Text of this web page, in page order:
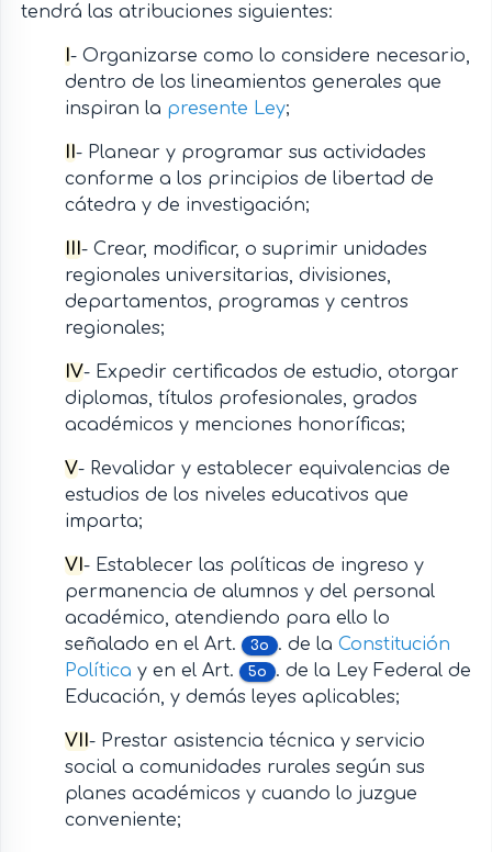
tendrá las atribuciones siguientes:
- Organizarse como lo considere necesario,
dentro de los lineamientos generales que
inspiran la presente Ley;
- Planear y programar sus actividades
conforme a los principios de libertad de
cátedra y de investigación;
- Crear, modificar, o suprimir unidades
regionales universitarias, divisiones,
departamentos, programas y centros
regionales;
IV- Expedir certificados de estudio, otorgar
diplomas, títulos profesionales, grados
académicos y menciones honoríficas;
V- Revalidar y establecer equivalencias de
estudios de los niveles educativos que
imparta;
VI - Establecer las políticas de ingreso y
permanencia de alumnos y del personal
académico, atendiendo para ello lo
señalado en el Art.
3o . de la Constitución
Política y en el Art. 5o
. de la Ley Federal de
Educación, y demás leyes aplicables;
VII - Prestar asistencia técnica y servicio
social a comunidades rurales según sus
planes académicos y cuando lo juzgue
conveniente;